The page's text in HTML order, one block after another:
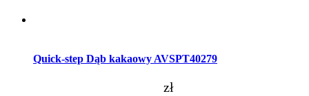
Quick-step Dąb kakaowy AVSPT40279
zł